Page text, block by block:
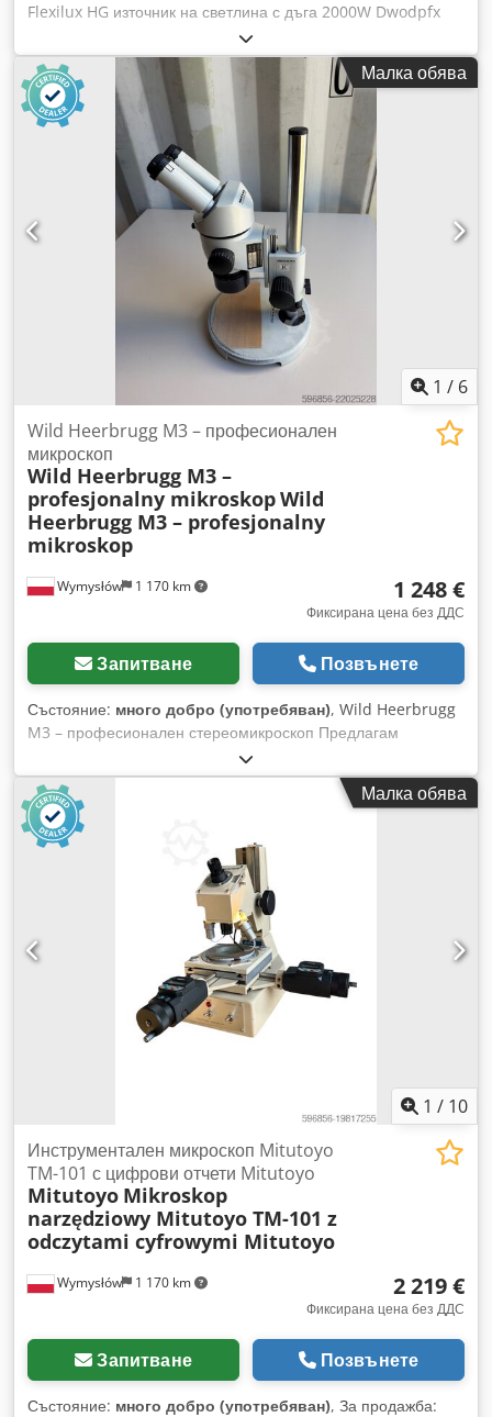
Flexilux HG източник на светлина с дъга 2000W Dwodpfx
Aofr T Hvjl Aja Бяла светлина/UV плъзгач Цени EXW
Малка обява
1 / 6
Wymysłów 1 170 km
Wild Heerbrugg M3 – професионален
микроскоп
Wild Heerbrugg M3 –
profesjonalny mikroskopWild
Heerbrugg M3 – profesjonalny
mikroskop
1 248 €
Фиксирана цена без ДДС
Запитване Позвънете
Състояние: много добро (употребяван), Wild Heerbrugg
M3 – професионален стереомикроскоп Предлагам
висококачествен стереомикроскоп от престижната
швейцарска фирма Wild Heerbrugg. Уредът намира
приложение в лаборатории, контрол на качеството,
електроника, бижутерство, часовникарство и прецизни
работи. Технически данни: • Производител: Wild Heerbrugg
Dedpfozagapex Al Ajwa • Модел: M3 • Държава на
производство: Швейцария • Бинокулярна глава •
Регулиране на фокуса • Солидна лабораторна стойка •
Висококачествена оптика Състояние: Употребявана стока.
Визуално добро състояние, видими нормални следи от
употреба. Продава се точно в конфигурацията, показана на
Малка обява
1 / 10
Wymysłów 1 170 km
Инструментален микроскоп Mitutoyo
TM-101 с цифрови отчети Mitutoyo
Mitutoyo Mikroskop
narzędziowy Mitutoyo TM-101 z
odczytami cyfrowymi Mitutoyo
2 219 €
Фиксирана цена без ДДС
Запитване Позвънете
Състояние: много добро (употребяван), За продажба: